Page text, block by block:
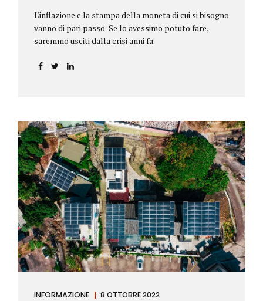
L'inflazione e la stampa della moneta di cui si bisogno
vanno di pari passo. Se lo avessimo potuto fare,
saremmo usciti dalla crisi anni fa.
INFORMAZIONE 8 OTTOBRE 2022